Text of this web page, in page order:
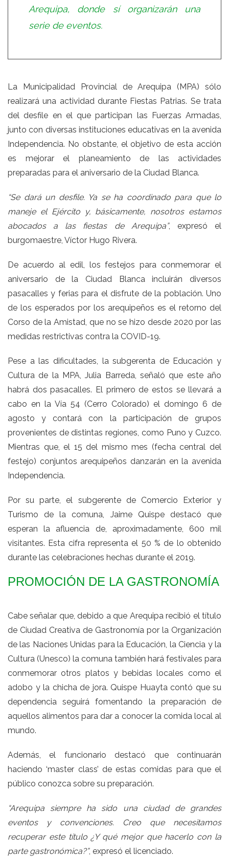
Arequipa, donde sí organizarán una
serie de eventos.
La Municipalidad Provincial de Arequipa (MPA) sólo
realizará una actividad durante Fiestas Patrias. Se trata
del desfile en el que participan las Fuerzas Armadas,
junto con diversas instituciones educativas en la avenida
Independencia. No obstante, el objetivo de esta acción
es mejorar el planeamiento de las actividades
preparadas para el aniversario de la Ciudad Blanca.
“Se dará un desfile. Ya se ha coordinado para que lo
maneje el Ejército y, básicamente, nosotros estamos
abocados a las fiestas de Arequipa”, expresó el
burgomaestre, Víctor Hugo Rivera.
De acuerdo al edil, los festejos para conmemorar el
aniversario de la Ciudad Blanca incluirán diversos
pasacalles y ferias para el disfrute de la población. Uno
de los esperados por los arequipeños es el retorno del
Corso de la Amistad, que no se hizo desde 2020 por las
medidas restrictivas contra la COVID-19.
Pese a las dificultades, la subgerenta de Educación y
Cultura de la MPA, Julia Barreda, señaló que este año
habrá dos pasacalles. El primero de estos se llevará a
cabo en la Vía 54 (Cerro Colorado) el domingo 6 de
agosto y contará con la participación de grupos
provenientes de distintas regiones, como Puno y Cuzco.
Mientras que, el 15 del mismo mes (fecha central del
festejo) conjuntos arequipeños danzarán en la avenida
Independencia.
Por su parte, el subgerente de Comercio Exterior y
Turismo de la comuna, Jaime Quispe destacó que
esperan la afluencia de, aproximadamente, 600 mil
visitantes. Esta cifra representa el 50 % de lo obtenido
durante las celebraciones hechas durante el 2019.
PROMOCIÓN DE LA GASTRONOMÍA
Cabe señalar que, debido a que Arequipa recibió el título
de Ciudad Creativa de Gastronomía por la Organización
de las Naciones Unidas para la Educación, la Ciencia y la
Cultura (Unesco) la comuna también hará festivales para
conmemorar otros platos y bebidas locales como el
adobo y la chicha de jora. Quispe Huayta contó que su
dependencia seguirá fomentando la preparación de
aquellos alimentos para dar a conocer la comida local al
mundo.
Además, el funcionario destacó que continuarán
haciendo ‘master class’ de estas comidas para que el
público conozca sobre su preparación.
“Arequipa siempre ha sido una ciudad de grandes
eventos y convenciones. Creo que necesitamos
recuperar este título ¿Y qué mejor que hacerlo con la
parte gastronómica?”, expresó el licenciado.